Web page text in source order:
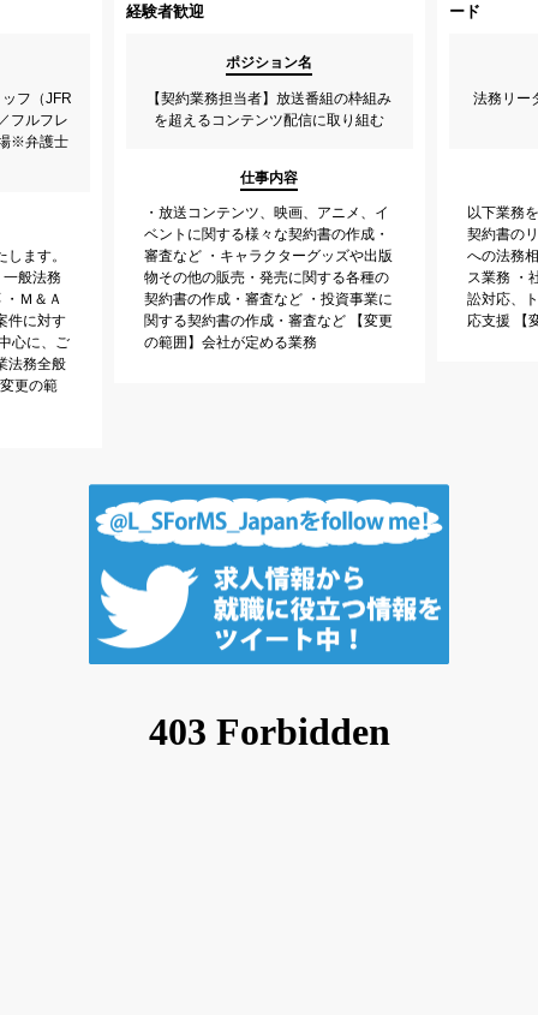
フ（JFR
フルフレ
※弁護士
ます。
般法務
Ｍ＆Ａ
件に対す
心に、ご
法務全般
更の範
経験者歓迎
ポジション名
【契約業務担当者】放送番組の枠組み
を超えるコンテンツ配信に取り組む
仕事内容
・放送コンテンツ、映画、アニメ、イ
ベントに関する様々な契約書の作成・
審査など ・キャラクターグッズや出版
物その他の販売・発売に関する各種の
契約書の作成・審査など ・投資事業に
関する契約書の作成・審査など 【変更
の範囲】会社が定める業務
ード
法務リー
以下業務
契約書の
への法務
ス業務 ・
訟対応、
応支援 【